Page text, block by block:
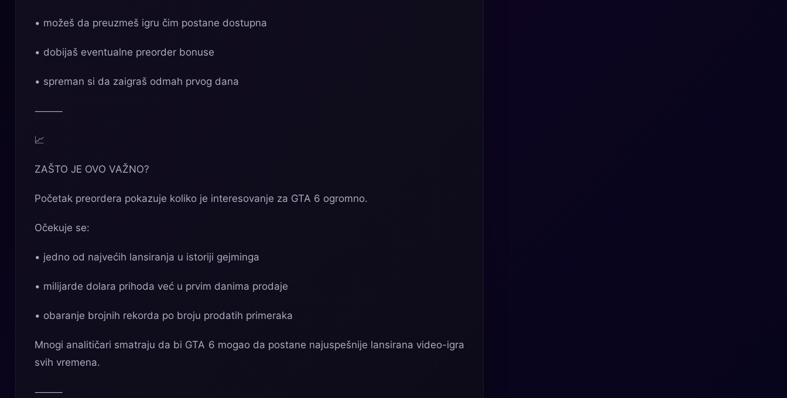
• možeš da preuzmeš igru čim postane dostupna
• dobijaš eventualne preorder bonuse
• spreman si da zaigraš odmah prvog dana
⸻
📈
ZAŠTO JE OVO VAŽNO?
Početak preordera pokazuje koliko je interesovanje za GTA 6 ogromno.
Očekuje se:
• jedno od najvećih lansiranja u istoriji gejminga
• milijarde dolara prihoda već u prvim danima prodaje
• obaranje brojnih rekorda po broju prodatih primeraka
Mnogi analitičari smatraju da bi GTA 6 mogao da postane najuspešnije lansirana video-igra
svih vremena.
⸻